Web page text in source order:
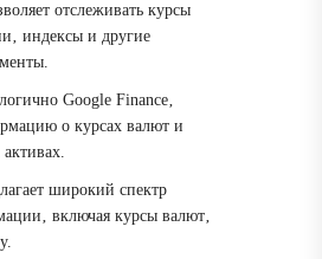
отслеживать курсы
индексы и другие
Google Finance‚
о курсах валют и
широкий спектр
включая курсы валют‚